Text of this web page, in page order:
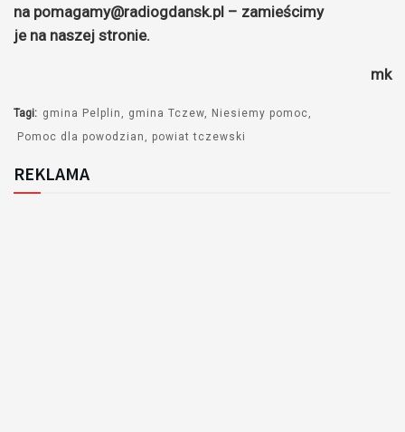
na pomagamy@radiogdansk.pl – zamieścimy
je na naszej stronie.
mk
Tagi: gmina Pelplin gmina Tczew
Niesiemy pomoc
Pomoc dla powodzian
powiat tczewski
REKLAMA